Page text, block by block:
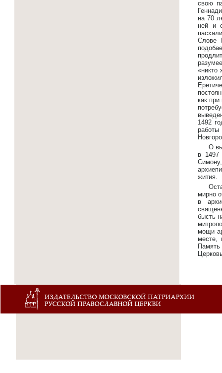
свою
на 70
ней и
Слове
«никто
как
1492
О
в 1497
жития.
мирно
в
бысть
мощи
месте,